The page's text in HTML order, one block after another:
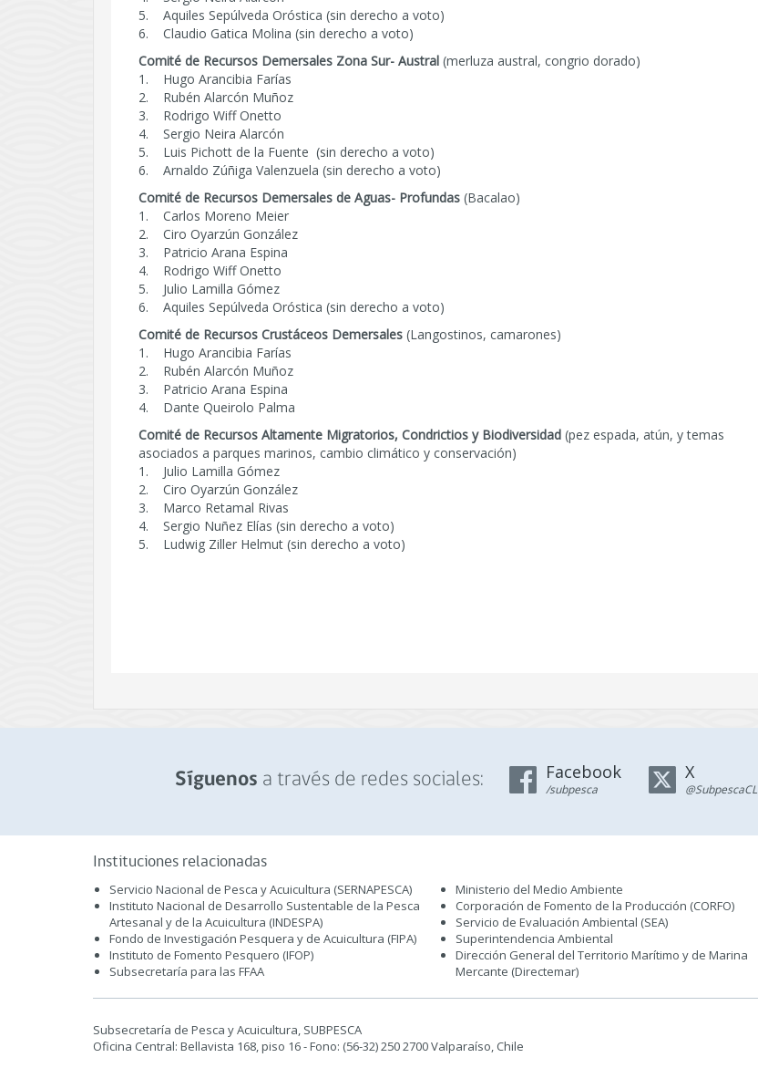
5. Aquiles Sepúlveda Oróstica (sin derecho a voto)
6. Claudio Gatica Molina (sin derecho a voto)
Comité de Recursos Demersales Zona Sur- Austral (merluza austral, congrio dorado)
1. Hugo Arancibia Farías
2. Rubén Alarcón Muñoz
3. Rodrigo Wiff Onetto
4. Sergio Neira Alarcón
5. Luis Pichott de la Fuente (sin derecho a voto)
6. Arnaldo Zúñiga Valenzuela (sin derecho a voto)
Comité de Recursos Demersales de Aguas- Profundas (Bacalao)
1. Carlos Moreno Meier
2. Ciro Oyarzún González
3. Patricio Arana Espina
4. Rodrigo Wiff Onetto
5. Julio Lamilla Gómez
6. Aquiles Sepúlveda Oróstica (sin derecho a voto)
Comité de Recursos Crustáceos Demersales (Langostinos, camarones)
1. Hugo Arancibia Farías
2. Rubén Alarcón Muñoz
3. Patricio Arana Espina
4. Dante Queirolo Palma
Comité de Recursos Altamente Migratorios, Condrictios y Biodiversidad (pez espada, atún, y temas
asociados a parques marinos, cambio climático y conservación)
1. Julio Lamilla Gómez
2. Ciro Oyarzún González
3. Marco Retamal Rivas
4. Sergio Nuñez Elías (sin derecho a voto)
5. Ludwig Ziller Helmut (sin derecho a voto)
Síguenos a través de redes sociales: Facebook
/subpesca
X
@SubpescaCL
Instituciones relacionadas
Servicio Nacional de Pesca y Acuicultura (SERNAPESCA)
Instituto Nacional de Desarrollo Sustentable de la Pesca
Artesanal y de la Acuicultura (INDESPA)
Fondo de Investigación Pesquera y de Acuicultura (FIPA)
Instituto de Fomento Pesquero (IFOP)
Subsecretaría para las FFAA
Ministerio del Medio Ambiente
Corporación de Fomento de la Producción (CORFO)
Servicio de Evaluación Ambiental (SEA)
Superintendencia Ambiental
Dirección General del Territorio Marítimo y de Marina
Mercante (Directemar)
Subsecretaría de Pesca y Acuicultura, SUBPESCA
Oficina Central: Bellavista 168, piso 16 - Fono: (56-32) 250 2700 Valparaíso, Chile